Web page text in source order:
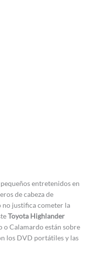
entretenidos en
de cabeza de
no justifica cometer la
Toyota Highlander
o Calamardo están sobre
los DVD portátiles y las